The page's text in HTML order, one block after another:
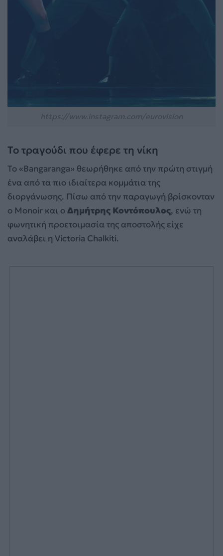
Το τραγούδι που έφερε τη νίκη
Το «Bangaranga» θεωρήθηκε από την πρώτη στιγμή
ένα από τα πιο ιδιαίτερα κομμάτια της
διοργάνωσης. Πίσω από την παραγωγή βρίσκονταν
ο Monoir και οΔημήτρης Κοντόπουλος, ενώ τη
φωνητική προετοιμασία της αποστολής είχε
αναλάβει η Victoria Chalkiti.